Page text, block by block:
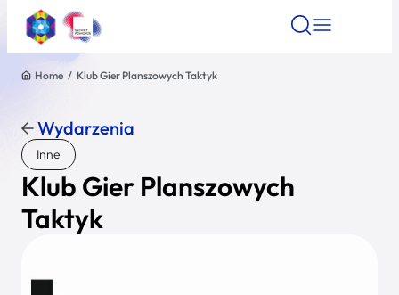
Znajdź atrakcję
Nazwa atrakcji
Miasto
Home / Klub Gier Planszowych Taktyk
Wydarzenia
Inne
Klub Gier Planszowych
Taktyk